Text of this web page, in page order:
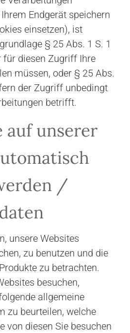
Endgerät speichern
einsetzen), ist
§ 25 Abs. 1 S. 1
für diesen Zugriff Ihre
müssen, oder § 25 Abs.
der Zugriff unbedingt
betrifft.
auf unserer
/
unsere Websites
zu benutzen und die
zu betrachten.
besuchen,
allgemeine
zu beurteilen, welche
von diesen Sie besuchen